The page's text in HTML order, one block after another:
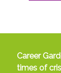
Career
times of